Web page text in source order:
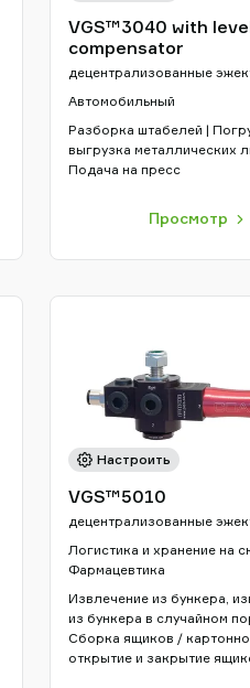
VGS™3040 with
compensator
децентрализованные
Автомобильный
Разборка штабелей |
выгрузка металлических
Подача на пресс
Просмотр
Настроить
VGS™5010
децентрализованные
Логистика и хранение на
Фармацевтика
Извлечение из бункера,
из бункера в случайном
Сборка ящиков /
открытие и закрытие